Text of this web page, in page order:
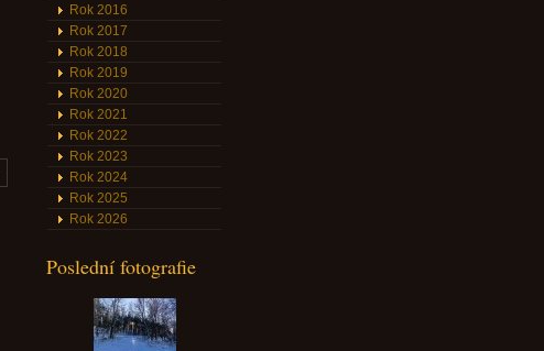
Rok 2016
Rok 2017
Rok 2018
Rok 2019
Rok 2020
Rok 2021
Rok 2022
Rok 2023
Rok 2024
Rok 2025
Rok 2026
Poslední fotografie